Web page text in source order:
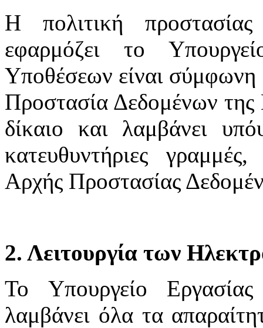
Η πολιτική
εφαρμόζει το
Υποθέσεων είναι σύμφωνη
Προστασία Δεδομένων
δίκαιο και λαμβάνει
κατευθυντήριες
Αρχής Προστασίας
2. Λειτουργία των
Το Υπουργείο
λαμβάνει όλα τα